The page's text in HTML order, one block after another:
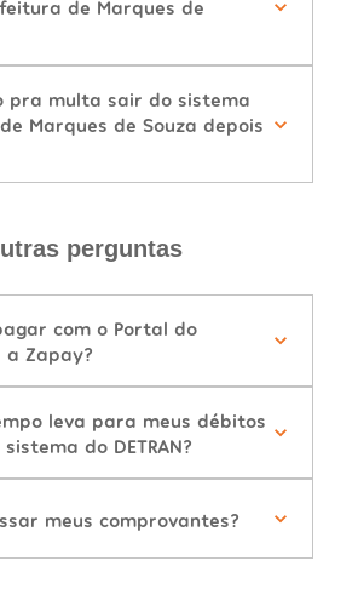
de Marques de
pra multa sair do sistema
Marques de Souza depois
perguntas
com o Portal do
a Zapay?
leva para meus débitos
do DETRAN?
meus comprovantes?